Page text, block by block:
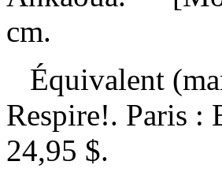
cm.
Équivalent
Respire!. Paris
24,95 $.